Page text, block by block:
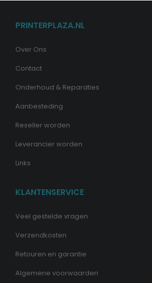
PRINTERPLAZA.NL
Over Ons
Contact
Onderhoud & Reparaties
Aanbesteding
Reseller worden
Leverancier worden
Links
KLANTENSERVICE
Veel gestelde vragen
Verzendkosten
Retouren en garantie
Algemene voorwaarden